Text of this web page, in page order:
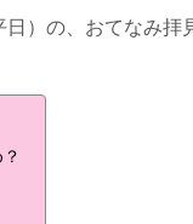
）の、おてなみ拝